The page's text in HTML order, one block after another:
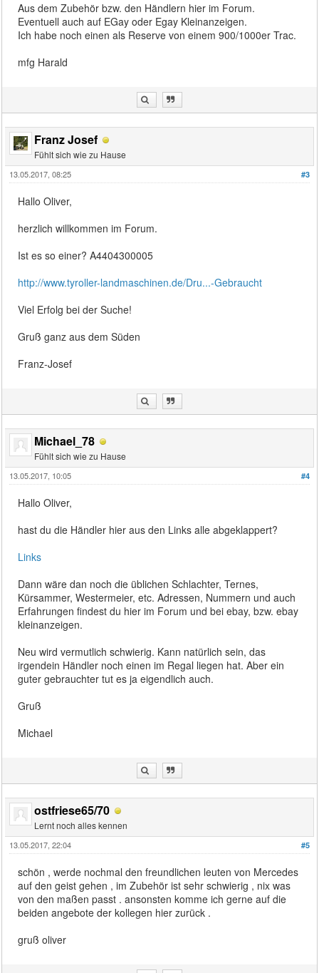
Aus dem Zubehör bzw. den Händlern hier im Forum.
Eventuell auch auf EGay oder Egay Kleinanzeigen.
Ich habe noch einen als Reserve von einem 900/1000er Trac.
mfg Harald
Franz Josef
Fühlt sich wie zu Hause
#3
13.05.2017, 08:25
Hallo Oliver,
herzlich willkommen im Forum.
Ist es so einer? A4404300005
http://www.tyroller-landmaschinen.de/Dru...-Gebraucht
Viel Erfolg bei der Suche!
Gruß ganz aus dem Süden
Franz-Josef
Michael_78
Fühlt sich wie zu Hause
#4
13.05.2017, 10:05
Hallo Oliver,
hast du die Händler hier aus den Links alle abgeklappert?
Links
Dann wäre dan noch die üblichen Schlachter, Ternes,
Kürsammer, Westermeier, etc. Adressen, Nummern und auch
Erfahrungen findest du hier im Forum und bei ebay, bzw. ebay
kleinanzeigen.
Neu wird vermutlich schwierig. Kann natürlich sein, das
irgendein Händler noch einen im Regal liegen hat. Aber ein
guter gebrauchter tut es ja eigendlich auch.
Gruß
Michael
ostfriese65/70
Lernt noch alles kennen
#5
13.05.2017, 22:04
schön , werde nochmal den freundlichen leuten von Mercedes
auf den geist gehen , im Zubehör ist sehr schwierig , nix was
von den maßen passt . ansonsten komme ich gerne auf die
beiden angebote der kollegen hier zurück .
gruß oliver